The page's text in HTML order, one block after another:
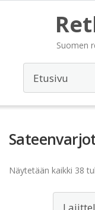
Suomen
Näytetään kaikki 38